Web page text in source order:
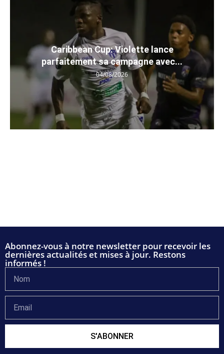
Caribbean Cup: Violette lance
parfaitement sa campagne avec...
04/08/2026
Abonnez-vous à notre newsletter pour recevoir les
dernières actualités et mises à jour. Restons
informés !
S'ABONNER